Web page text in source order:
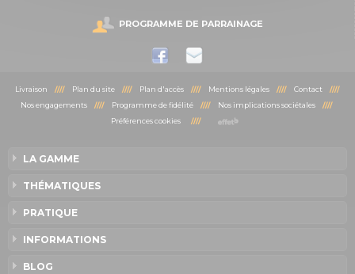
PROGRAMME DE PARRAINAGE
Livraison //// Plan du site //// Plan d'accès //// Mentions légales //// Contact ////
Nos engagements//// Programme de fidélité//// Nos implications sociétales////
Préférences cookies
////
LA GAMME
THÉMATIQUES
PRATIQUE
INFORMATIONS
BLOG